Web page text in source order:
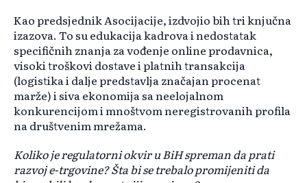
Kao predsjednik Asocijacije, izdvojio bih tri knjučna
izazova. To su edukacija kadrova i nedostatak
specifičnih znanja za vođenje online prodavnica,
visoki troškovi dostave i platnih transakcija
(logistika i dalje predstavlja značajan procenat
marže) i siva ekonomija sa neelojalnom
konkurencijom i mnoštvom neregistrovanih profila
na društvenim mrežama.
Koliko je regulatorni okvir u BiH spreman da prati
razvoj e-trgovine? Šta bi se trebalo promijeniti da